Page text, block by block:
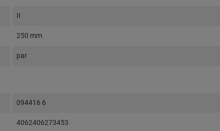
II
250 mm
par
094416 6
4062406273453